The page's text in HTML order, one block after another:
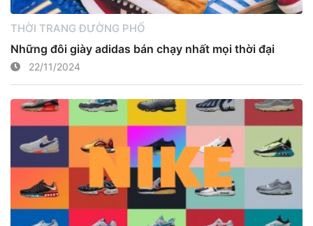
THỜI TRANG ĐƯỜNG PHỐ
Những đôi giày adidas bán chạy nhất mọi thời đại
22/11/2024